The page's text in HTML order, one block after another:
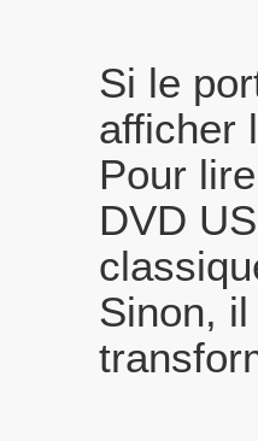
Si le
afficher
Pour
DVD
Sinon,